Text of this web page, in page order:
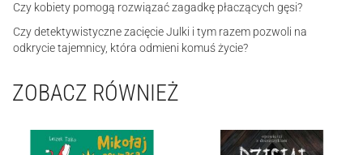
Czy kobiety pomogą rozwiązać zagadkę płaczących gęsi?
Czy detektywistyczne zacięcie Julki i tym razem pozwoli na
odkrycie tajemnicy, która odmieni komuś życie?
ZOBACZ RÓWNIEŻ